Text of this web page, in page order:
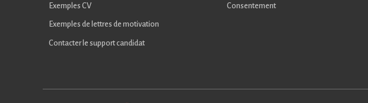
Exemples CV
Exemples de lettres de motivation
Contacter le support candidat
Consentement